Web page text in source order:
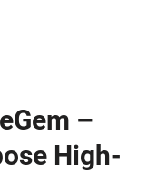
–
High-